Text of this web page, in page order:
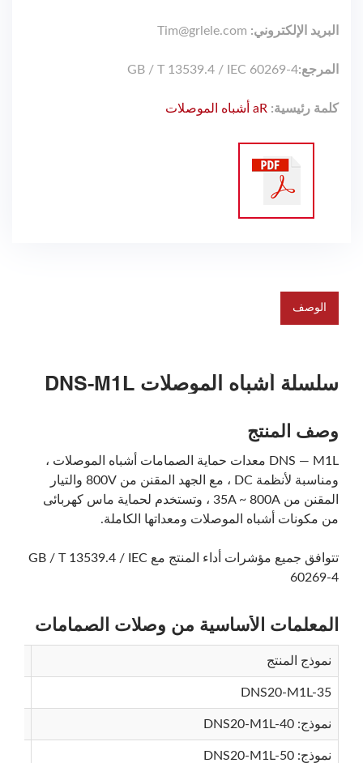
البريد الإلكتروني: Tim@grlele.com
المرجع:GB / T 13539.4 / IEC 60269-4
كلمة رئيسية: aR أشباه الموصلات
الوصف
سلسلة أشباه الموصلات DNS-M1L
وصف المنتج
DNS — M1L معدات حماية الصمامات أشباه الموصلات ،
ومناسبة لأنظمة DC ، مع الجهد المقنن من 800V والتيار
المقنن من 35A ~ 800A ، وتستخدم لحماية ماس كهربائى
من مكونات أشباه الموصلات ومعداتها الكاملة.
تتوافق جميع مؤشرات أداء المنتج مع GB / T 13539.4 / IEC
60269-4
المعلمات الأساسية من وصلات الصمامات
نموذج المنتج
DNS20-M1L-35
نموذج: DNS20-M1L-40
نموذج: DNS20-M1L-50